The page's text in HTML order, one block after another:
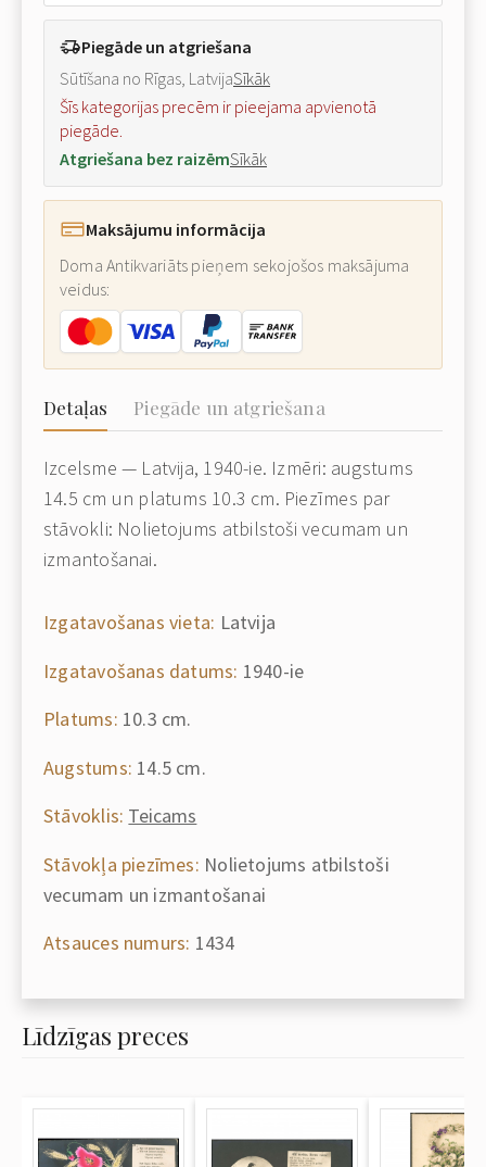
Piegāde un atgriešana
Sūtīšana no Rīgas, LatvijaSīkāk
Šīs kategorijas precēm ir pieejama apvienotā
piegāde.
Atgriešana bez raizēmSīkāk
Maksājumu informācija
Doma Antikvariāts pieņem sekojošos maksājuma
veidus:
Detaļas Piegāde un atgriešana
Izcelsme — Latvija, 1940-ie. Izmēri: augstums
14.5 cm un platums 10.3 cm. Piezīmes par
stāvokli: Nolietojums atbilstoši vecumam un
izmantošanai.
Izgatavošanas vieta: Latvija
Izgatavošanas datums: 1940-ie
Platums: 10.3 cm.
Augstums: 14.5 cm.
Stāvoklis: Teicams
Stāvokļa piezīmes: Nolietojums atbilstoši
vecumam un izmantošanai
Atsauces numurs: 1434
Līdzīgas preces